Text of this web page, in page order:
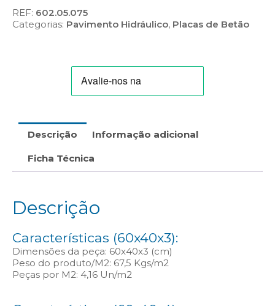
de
Betão
Texturada
REF: 602.05.075
Categorias: Pavimento Hidráulico, Placas de Betão
Descrição Informação adicional
Ficha Técnica
Descrição
Características (60x40x3):
Dimensões da peça: 60x40x3 (cm)
Peso do produto/M2: 67,5 Kgs/m2
Peças por M2: 4,16 Un/m2